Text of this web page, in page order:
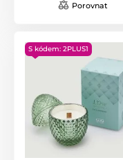
Porovnat
S kódem: 2PLUS1